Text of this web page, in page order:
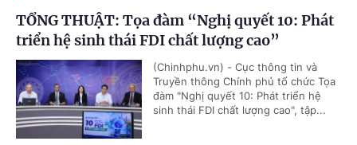
TỔNG THUẬT: Tọa đàm “Nghị quyết 10: Phát
triển hệ sinh thái FDI chất lượng cao”
(Chinhphu.vn) - Cục thông tin và
Truyền thông Chính phủ tổ chức Tọa
đàm "Nghị quyết 10: Phát triển hệ
sinh thái FDI chất lượng cao", tập...